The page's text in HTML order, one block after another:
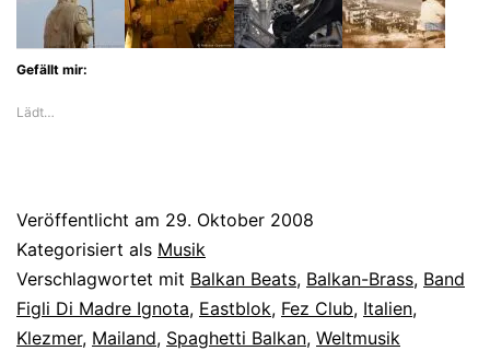
Gefällt mir:
Lädt…
Veröffentlicht am 29. Oktober 2008
Kategorisiert als Musik
Verschlagwortet mit Balkan Beats, Balkan-Brass, Band
Figli Di Madre Ignota, Eastblok, Fez Club, Italien,
Klezmer, Mailand, Spaghetti Balkan, Weltmusik